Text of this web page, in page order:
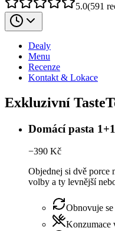
5.0(591
Dealy
Menu
Recenze
Kontakt & Lokace
Exkluzivní
Domácí pasta 1+1
−390 Kč
Objednej si dvě porce
volby a ty levnější
Obnovuje
Konzumace